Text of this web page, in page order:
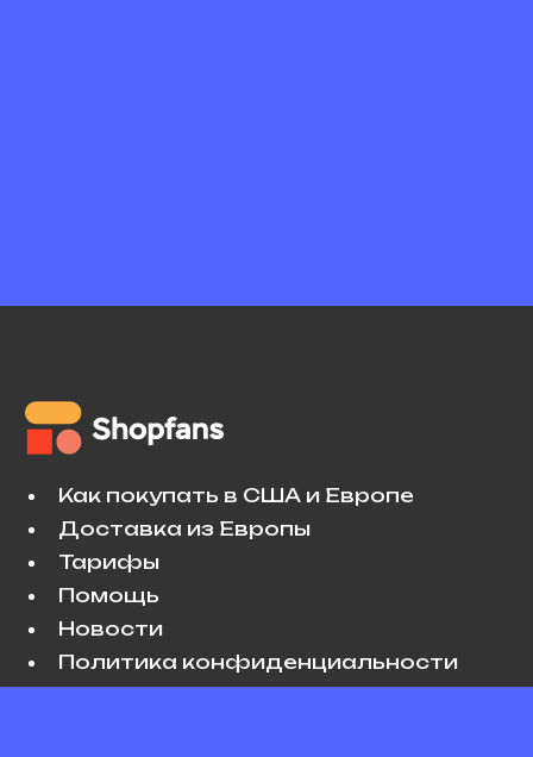
Как покупать в США и Европе
Доставка из Европы
Тарифы
Помощь
Новости
Политика конфиденциальности